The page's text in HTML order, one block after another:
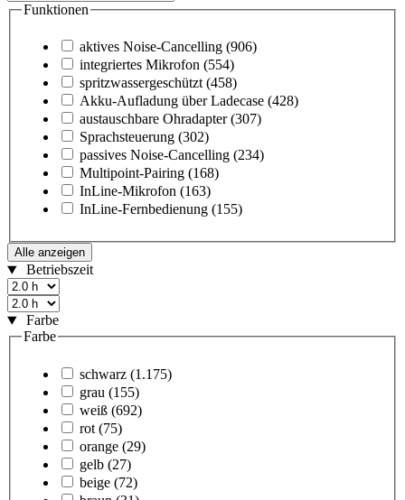
Funktionen
aktives Noise-Cancelling (906)
integriertes Mikrofon (554)
spritzwassergeschützt (458)
Akku-Aufladung über Ladecase (428)
austauschbare Ohradapter (307)
Sprachsteuerung (302)
passives Noise-Cancelling (234)
Multipoint-Pairing (168)
InLine-Mikrofon (163)
InLine-Fernbedienung (155)
Alle anzeigen
Betriebszeit
Farbe
Farbe
schwarz (1.175)
grau (155)
weiß (692)
rot (75)
orange (29)
gelb (27)
beige (72)